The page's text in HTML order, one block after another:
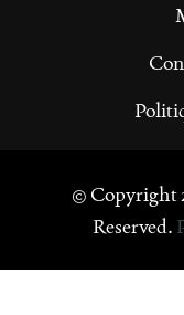
© Copyright
Reserved.